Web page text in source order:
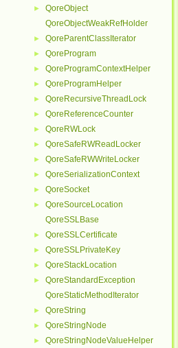
►
QoreObject
QoreObjectWeakRefHolder
► QoreParentClassIterator
► QoreProgram
► QoreProgramContextHelper
► QoreProgramHelper
► QoreRecursiveThreadLock
► QoreReferenceCounter
► QoreRWLock
► QoreSafeRWReadLocker
► QoreSafeRWWriteLocker
► QoreSerializationContext
► QoreSocket
►
QoreSourceLocation
QoreSSLBase
► QoreSSLCertificate
► QoreSSLPrivateKey
► QoreStackLocation
►
QoreStandardException
QoreStaticMethodIterator
► QoreString
► QoreStringNode
► QoreStringNodeValueHelper